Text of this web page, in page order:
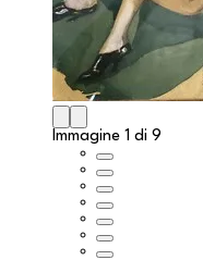
Immagine 1 di 9